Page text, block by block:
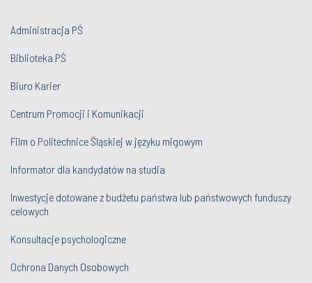
Administracja PŚ
Biblioteka PŚ
Biuro Karier
Centrum Promocji i Komunikacji
Film o Politechnice Śląskiej w języku migowym
Informator dla kandydatów na studia
Inwestycje dotowane z budżetu państwa lub państwowych funduszy
celowych
Konsultacje psychologiczne
Ochrona Danych Osobowych